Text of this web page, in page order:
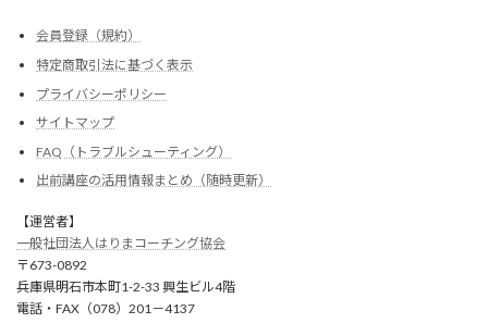
会員登録（規約）
特定商取引法に基づく表示
プライバシーポリシー
サイトマップ
FAQ（トラブルシューティング）
出前講座の活用情報まとめ（随時更新）
【運営者】
一般社団法人はりまコーチング協会
〒673-0892
兵庫県明石市本町1-2-33 興生ビル4階
電話・FAX（078）201－4137